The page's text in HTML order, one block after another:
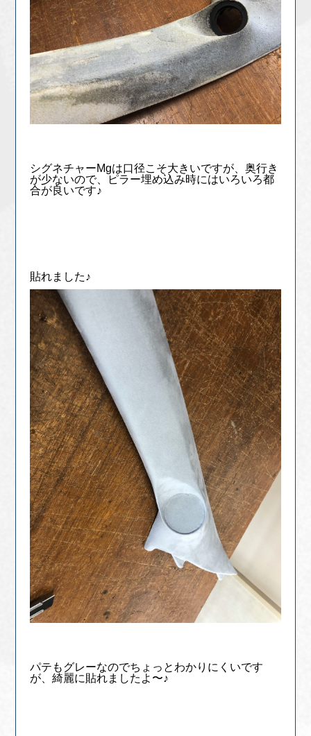
シグネチャーMgは口径こそ大きいですが、奥行き
が少ないので、ピラー埋め込み時にはいろいろ都
合が良いです♪
貼れました♪
パテもグレーなのでちょっとわかりにくいです
が、綺麗に貼れましたよ〜♪